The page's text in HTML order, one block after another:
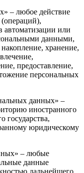
– любое действие
автоматизации или
данными,
хранение,
предоставление,
персональных
данных» –
иностранного
государства,
юридическому
– любые
данные
дальнейшего